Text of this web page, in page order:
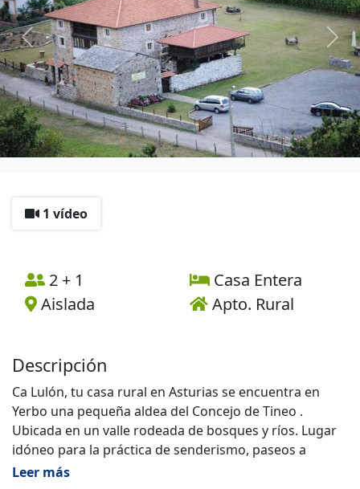
Anterior
1 vídeo
2 + 1
Casa Entera
Aislada
Apto. Rural
Descripción
Ca Lulón, tu casa rural en Asturias se encuentra en
Yerbo una pequeña aldea del Concejo de Tineo .
Ubicada en un valle rodeada de bosques y ríos. Lugar
idóneo para la práctica de senderismo, paseos a
caballo, cicloturismo, caza y pesca, así como
Leer más